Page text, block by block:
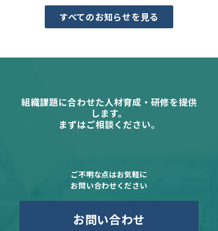
すべてのお知らせを見る
組織課題に合わせた人材育成・研修を提供
します。
まずはご相談ください。
ご不明な点はお気軽に
お問い合わせください
お問い合わせ